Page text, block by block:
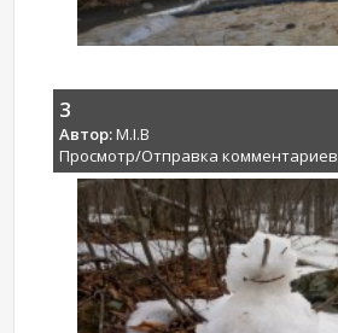
3
Автор:M.I.B
Просмотр/Отправка комментариев